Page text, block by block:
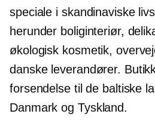
speciale i skandinaviske
herunder boliginteriør,
økologisk kosmetik,
danske leverandører.
forsendelse til de baltiske
Danmark og Tyskland.